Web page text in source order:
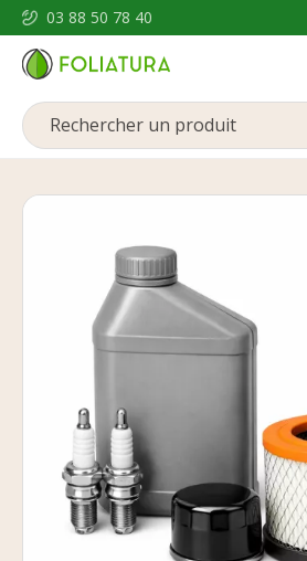
03 88 50 78 40